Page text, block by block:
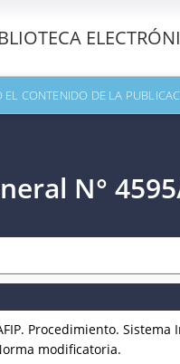
EL CONTENIDO DE LA
N°
Procedimiento.
modificatoria.